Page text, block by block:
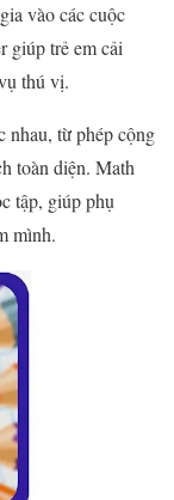
vào các cuộc
giúp trẻ em cải
thú vị.
nhau, từ phép cộng
toàn diện. Math
tập, giúp phụ
mình.